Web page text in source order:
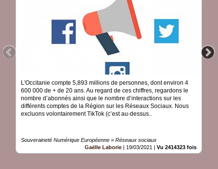
L'Occitanie compte 5,893 millions de personnes, dont environ 4
600 000 de + de 20 ans. Au regard de ces chiffres, regardons le
nombre d’abonnés ainsi que le nombre d’interactions sur les
différents comptes de la Région sur les Réseaux Sociaux. Nous
excluons volontairement TikTok (c’est au-dessus..
Souveraineté Numérique Européenne » Réseaux sociaux
Gaëlle Laborie
19/03/2021 Vu 2414323 fois